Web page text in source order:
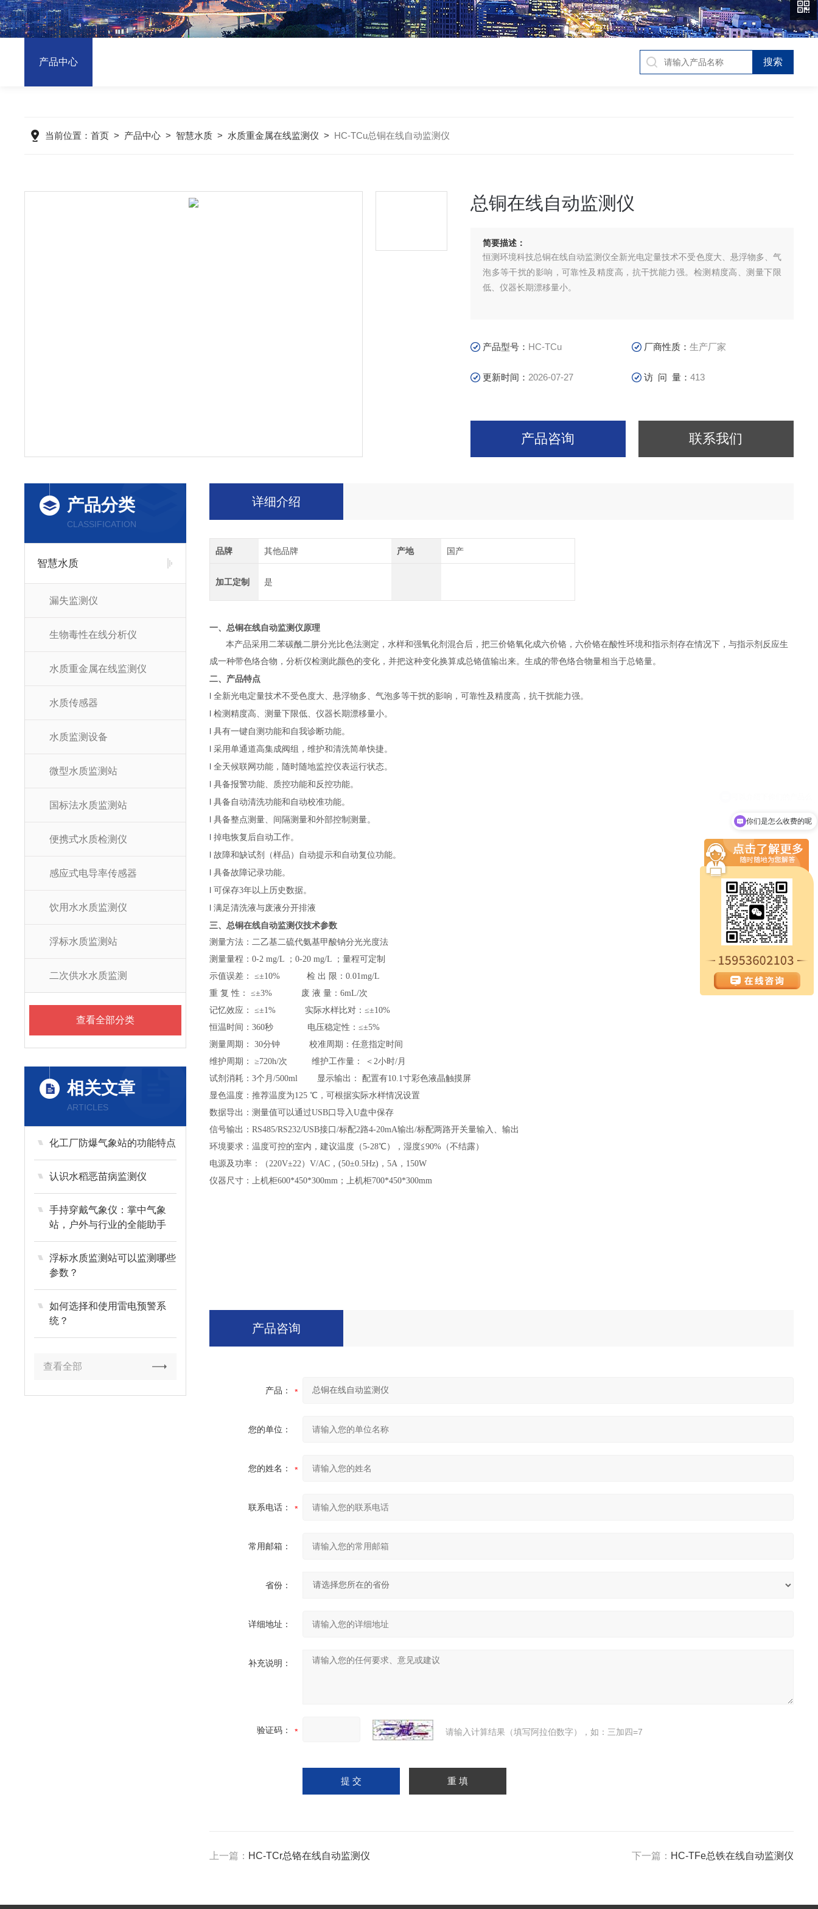
你们是怎么收费的呢
产品中心
当前位置：首页 > 产品中心 > 智慧水质 > 水质重金属在线监测仪 > HC-TCu总铜在线自动监测仪
总铜在线自动监测仪
简要描述：
恒测环境科技总铜在线自动监测仪全新光电定量技术不受色度大、悬浮物多、气
泡多等干扰的影响，可靠性及精度高，抗干扰能力强。检测精度高、测量下限
低、仪器长期漂移量小。
产品型号： HC-TCu 厂商性质：生产厂家
更新时间： 2026-07-27 访 问 量：413
产品咨询 联系我们
产品分类
CLASSIFICATION
智慧水质
漏失监测仪
生物毒性在线分析仪
水质重金属在线监测仪
水质传感器
水质监测设备
微型水质监测站
国标法水质监测站
便携式水质检测仪
感应式电导率传感器
饮用水水质监测仪
浮标水质监测站
二次供水水质监测
查看全部分类
相关文章
ARTICLES
化工厂防爆气象站的功能特点
认识水稻恶苗病监测仪
手持穿戴气象仪：掌中气象
站，户外与行业的全能助手
浮标水质监测站可以监测哪些
参数？
如何选择和使用雷电预警系
统？
查看全部
详细介绍
品牌 其他品牌 产地 国产
加工定制 是
一、总铜在线自动监测仪原理
本产品采用二苯碳酰二肼分光比色法测定，水样和强氧化剂混合后，把三价铬氧化成六价铬，六价铬在酸性环境和指示剂存在情况下，与指示剂反应生
成一种带色络合物，分析仪检测此颜色的变化，并把这种变化换算成总铬值输出来。生成的带色络合物量相当于总铬量。
二、产品特点
l 全新光电定量技术不受色度大、悬浮物多、气泡多等干扰的影响，可靠性及精度高，抗干扰能力强。
l 检测精度高、测量下限低、仪器长期漂移量小。
l 具有一键自测功能和自我诊断功能。
l 采用单通道高集成阀组，维护和清洗简单快捷。
l 全天候联网功能，随时随地监控仪表运行状态。
l 具备报警功能、质控功能和反控功能。
l 具备自动清洗功能和自动校准功能。
l 具备整点测量、间隔测量和外部控制测量。
l 掉电恢复后自动工作。
l 故障和缺试剂（样品）自动提示和自动复位功能。
l 具备故障记录功能。
l 可保存3年以上历史数据。
l 满足清洗液与废液分开排液
三、总铜在线自动监测仪技术参数
测量方法：二乙基二硫代氨基甲酸钠分光光度法
测量量程：0-2 mg/L ；0-20 mg/L ；量程可定制
示值误差： ≤±10% 检 出 限：0.01mg/L
重 复 性： ≤±3% 废 液 量：6mL/次
记忆效应： ≤±1% 实际水样比对：≤±10%
恒温时间：360秒 电压稳定性：≤±5%
测量周期： 30分钟 校准周期：任意指定时间
维护周期： ≥720h/次 维护工作量： ＜2小时/月
试剂消耗：3个月/500ml 显示输出： 配置有10.1寸彩色液晶触摸屏
显色温度：推荐温度为125 ℃，可根据实际水样情况设置
数据导出：测量值可以通过USB口导入U盘中保存
信号输出：RS485/RS232/USB接口/标配2路4-20mA输出/标配两路开关量输入、输出
环境要求：温度可控的室内，建议温度（5-28℃），湿度≦90%（不结露）
电源及功率：（220V±22）V/AC，(50±0.5Hz)，5A，150W
仪器尺寸：上机柜600*450*300mm；上机柜700*450*300mm
产品咨询
产品：
您的单位：
您的姓名：
联系电话：
常用邮箱：
省份：
详细地址：
补充说明：
验证码： 请输入计算结果（填写阿拉伯数字），如：三加四=7
上一篇： HC-TCr总铬在线自动监测仪 下一篇： HC-TFe总铁在线自动监测仪